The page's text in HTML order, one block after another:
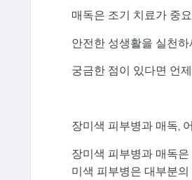
매독은 조기 치료가 중
안전한 성생활을 실천
궁금한 점이 있다면 언
장미색 피부병과 매독,
장미색 피부병과 매독
미색 피부병은 대부분